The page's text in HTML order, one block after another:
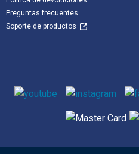
Preguntas frecuentes
Soporte de productos
Medios de comunicación social
Métodos de pago admitidos